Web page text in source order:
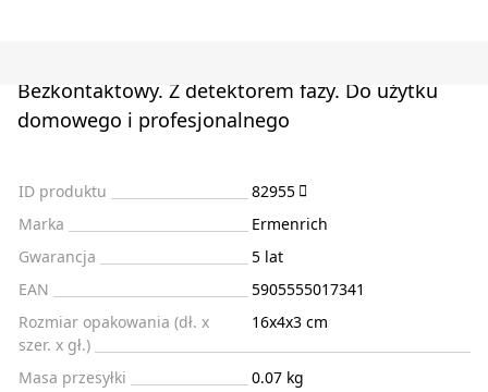
Bezkontaktowy. Z detektorem fazy. Do użytku
domowego i profesjonalnego
ID produktu
82955
Marka
Ermenrich
Gwarancja
5 lat
EAN
5905555017341
Rozmiar opakowania (dł. x
szer. x gł.)
16x4x3 cm
Masa przesyłki 0.07 kg